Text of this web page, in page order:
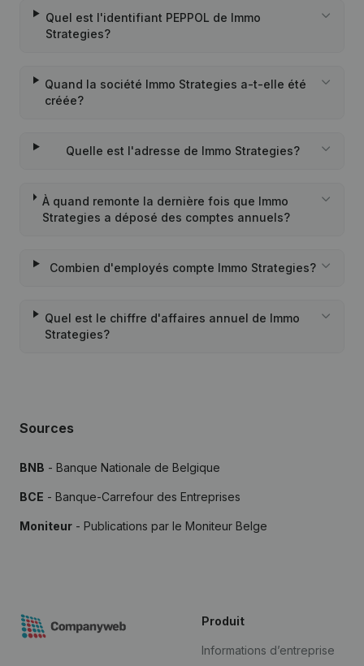
Quel est l'identifiant PEPPOL de Immo
Strategies?
Quand la société Immo Strategies a-t-elle été
créée?
Quelle est l'adresse de Immo Strategies?
À quand remonte la dernière fois que Immo
Strategies a déposé des comptes annuels?
Combien d'employés compte Immo Strategies?
Quel est le chiffre d'affaires annuel de Immo
Strategies?
Sources
BNB - Banque Nationale de Belgique
BCE - Banque-Carrefour des Entreprises
Moniteur - Publications par le Moniteur Belge
Produit
Informations d’entreprise